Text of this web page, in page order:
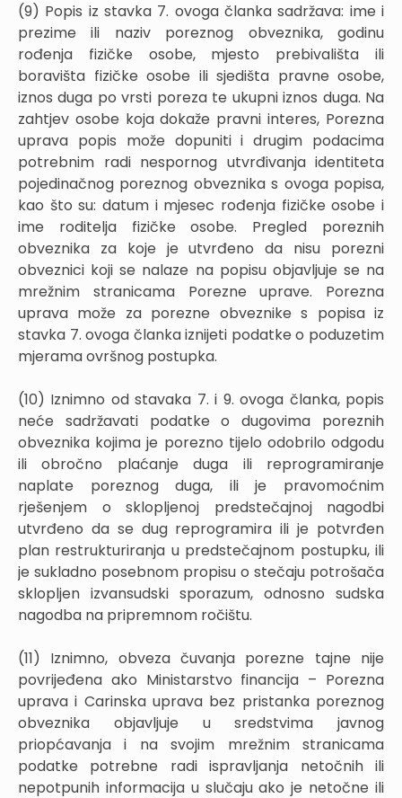
(9) Popis iz stavka 7. ovoga članka sadržava: ime i
prezime ili naziv poreznog obveznika, godinu
rođenja fizičke osobe, mjesto prebivališta ili
boravišta fizičke osobe ili sjedišta pravne osobe,
iznos duga po vrsti poreza te ukupni iznos duga. Na
zahtjev osobe koja dokaže pravni interes, Porezna
uprava popis može dopuniti i drugim podacima
potrebnim radi nespornog utvrđivanja identiteta
pojedinačnog poreznog obveznika s ovoga popisa,
kao što su: datum i mjesec rođenja fizičke osobe i
ime roditelja fizičke osobe. Pregled poreznih
obveznika za koje je utvrđeno da nisu porezni
obveznici koji se nalaze na popisu objavljuje se na
mrežnim stranicama Porezne uprave. Porezna
uprava može za porezne obveznike s popisa iz
stavka 7. ovoga članka iznijeti podatke o poduzetim
mjerama ovršnog postupka.
(10) Iznimno od stavaka 7. i 9. ovoga članka, popis
neće sadržavati podatke o dugovima poreznih
obveznika kojima je porezno tijelo odobrilo odgodu
ili obročno plaćanje duga ili reprogramiranje
naplate poreznog duga, ili je pravomoćnim
rješenjem o sklopljenoj predstečajnoj nagodbi
utvrđeno da se dug reprogramira ili je potvrđen
plan restrukturiranja u predstečajnom postupku, ili
je sukladno posebnom propisu o stečaju potrošača
sklopljen izvansudski sporazum, odnosno sudska
nagodba na pripremnom ročištu.
(11) Iznimno, obveza čuvanja porezne tajne nije
povrijeđena ako Ministarstvo financija – Porezna
uprava i Carinska uprava bez pristanka poreznog
obveznika objavljuje u sredstvima javnog
priopćavanja i na svojim mrežnim stranicama
podatke potrebne radi ispravljanja netočnih ili
nepotpunih informacija u slučaju ako je netočne ili